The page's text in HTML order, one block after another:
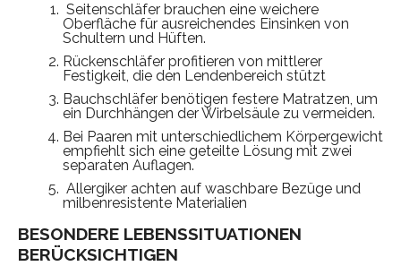
Seitenschläfer brauchen eine weichere
Oberfläche für ausreichendes Einsinken von
Schultern und Hüften.
Rückenschläfer profitieren von mittlerer
Festigkeit, die den Lendenbereich stützt
Bauchschläfer benötigen festere Matratzen, um
ein Durchhängen der Wirbelsäule zu vermeiden.
Bei Paaren mit unterschiedlichem Körpergewicht
empfiehlt sich eine geteilte Lösung mit zwei
separaten Auflagen.
Allergiker achten auf waschbare Bezüge und
milbenresistente Materialien
BESONDERE LEBENSSITUATIONEN
BERÜCKSICHTIGEN